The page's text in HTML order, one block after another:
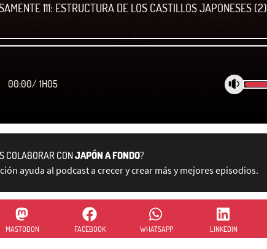
111: ESTRUCTURA DE LOS CASTILLOS JAPONESES (2)
00:00/ 1H05
COLABORAR CONJAPÓN A FONDO?
ayuda al podcast a crecer y crear más y mejores episodios.
MASTODON FACEBOOK WHATSAPP LINKEDIN